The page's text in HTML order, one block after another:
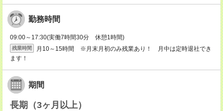
勤務時間
09:00～17:30(実働7時間30分 休憩1時間)
残業時間
月10～15時間 ※月末月初のみ残業あり！ 月中は定時退社でき
ます！
期間
長期（3ヶ月以上）